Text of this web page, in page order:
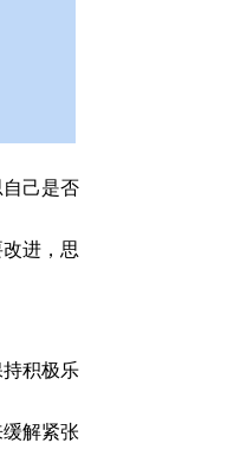
己是否
进，思
积极乐
解紧张